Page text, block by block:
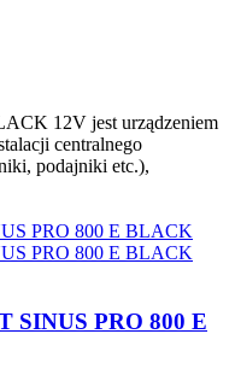
12V jest urządzeniem
centralnego
podajniki etc.),
SINUS PRO 800 E